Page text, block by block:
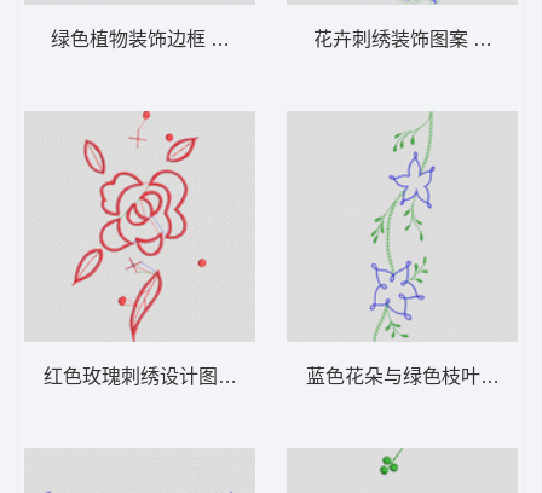
绿色植物装饰边框 花型
红色玫瑰刺绣设计图 花型
花卉刺绣装饰图案 花型
蓝色花朵与绿色枝叶刺绣